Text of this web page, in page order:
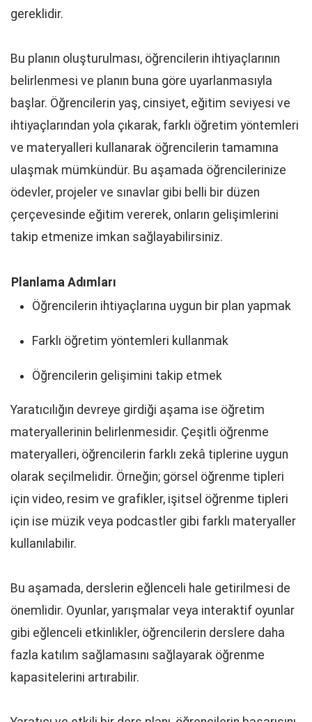
gereklidir.
Bu planın oluşturulması, öğrencilerin ihtiyaçlarının
belirlenmesi ve planın buna göre uyarlanmasıyla
başlar. Öğrencilerin yaş, cinsiyet, eğitim seviyesi ve
ihtiyaçlarından yola çıkarak, farklı öğretim yöntemleri
ve materyalleri kullanarak öğrencilerin tamamına
ulaşmak mümkündür. Bu aşamada öğrencilerinize
ödevler, projeler ve sınavlar gibi belli bir düzen
çerçevesinde eğitim vererek, onların gelişimlerini
takip etmenize imkan sağlayabilirsiniz.
Planlama Adımları
Öğrencilerin ihtiyaçlarına uygun bir plan yapmak
Farklı öğretim yöntemleri kullanmak
Öğrencilerin gelişimini takip etmek
Yaratıcılığın devreye girdiği aşama ise öğretim
materyallerinin belirlenmesidir. Çeşitli öğrenme
materyalleri, öğrencilerin farklı zekâ tiplerine uygun
olarak seçilmelidir. Örneğin; görsel öğrenme tipleri
için video, resim ve grafikler, işitsel öğrenme tipleri
için ise müzik veya podcastler gibi farklı materyaller
kullanılabilir.
Bu aşamada, derslerin eğlenceli hale getirilmesi de
önemlidir. Oyunlar, yarışmalar veya interaktif oyunlar
gibi eğlenceli etkinlikler, öğrencilerin derslere daha
fazla katılım sağlamasını sağlayarak öğrenme
kapasitelerini artırabilir.